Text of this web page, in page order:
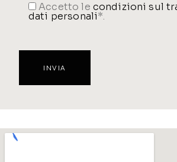
Accetto le condizioni sul
dati personali*.